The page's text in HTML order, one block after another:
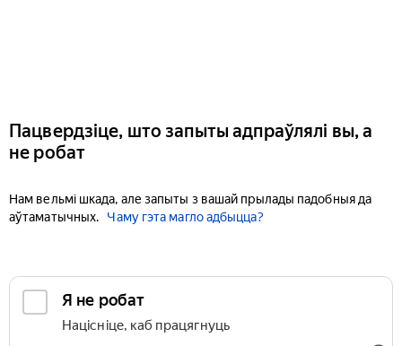
Пацвердзіце, што запыты адпраўлялі вы, а
не робат
Нам вельмі шкада, але запыты з вашай прылады падобныя да
аўтаматычных.
Чаму гэта магло адбыцца?
Я не робат
Націсніце, каб працягнуць